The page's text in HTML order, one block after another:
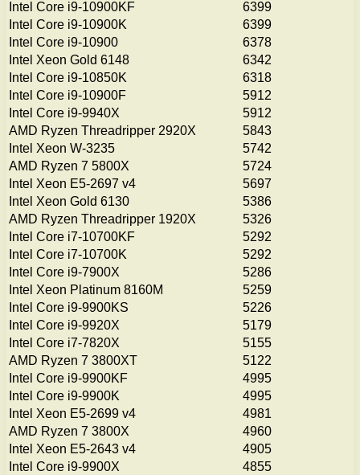
Intel Core i9-10900KF
6399
Intel Core i9-10900K
6399
Intel Core i9-10900
6378
Intel Xeon Gold 6148
6342
Intel Core i9-10850K
6318
Intel Core i9-10900F
5912
Intel Core i9-9940X
5912
AMD Ryzen Threadripper 2920X
5843
Intel Xeon W-3235
5742
AMD Ryzen 7 5800X
5724
Intel Xeon E5-2697 v4
5697
Intel Xeon Gold 6130
5386
AMD Ryzen Threadripper 1920X
5326
Intel Core i7-10700KF
5292
Intel Core i7-10700K
5292
Intel Core i9-7900X
5286
Intel Xeon Platinum 8160M
5259
Intel Core i9-9900KS
5226
Intel Core i9-9920X
5179
Intel Core i7-7820X
5155
AMD Ryzen 7 3800XT
5122
Intel Core i9-9900KF
4995
Intel Core i9-9900K
4995
Intel Xeon E5-2699 v4
4981
AMD Ryzen 7 3800X
4960
Intel Xeon E5-2643 v4
4905
Intel Core i9-9900X
4855